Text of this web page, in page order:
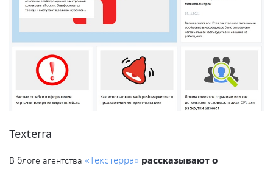
Texterra
В блоге агентства «Текстерра» рассказывают о